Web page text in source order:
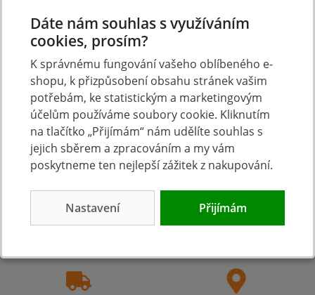
Přidat vlastní hodnocení
Tradice
Zázemí kamenné
prodejny
Dáte nám souhlas s využíváním
cookies, prosím?
K správnému fungování vašeho oblíbeného e-
shopu, k přizpůsobení obsahu stránek vašim
potřebám, ke statistickým a marketingovým
účelům používáme soubory cookie. Kliknutím
na tlačítko „Přijímám“ nám udělíte souhlas s
jejich sběrem a zpracováním a my vám
poskytneme ten nejlepší zážitek z nakupování.
Nastavení Přijímám